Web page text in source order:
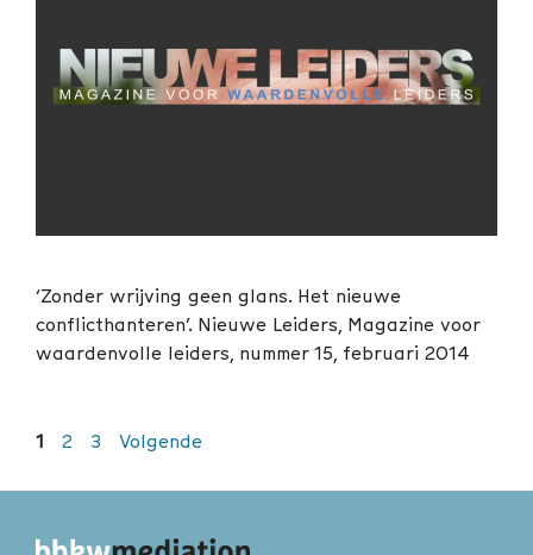
‘Zonder wrijving geen glans. Het nieuwe
conflicthanteren’. Nieuwe Leiders, Magazine voor
waardenvolle leiders, nummer 15, februari 2014
Pagina
1 Pagina
2 Pagina
3